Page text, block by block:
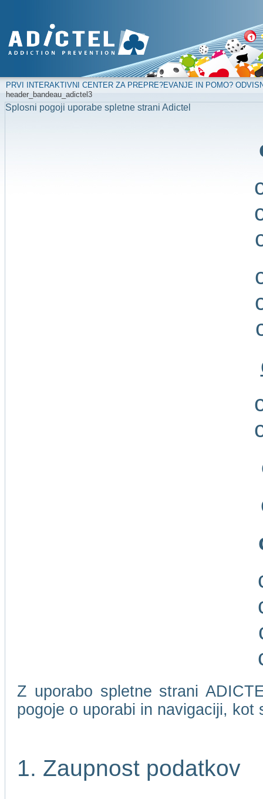
PRVI INTERAKTIVNI CENTER ZA PREPRE?EVANJE IN POMO?
header_bandeau_adictel3
Splosni pogoji uporabe spletne strani Adictel
Z uporabo spletne strani
pogoje o uporabi in navigaciji, kot
1. Zaupnost podatkov